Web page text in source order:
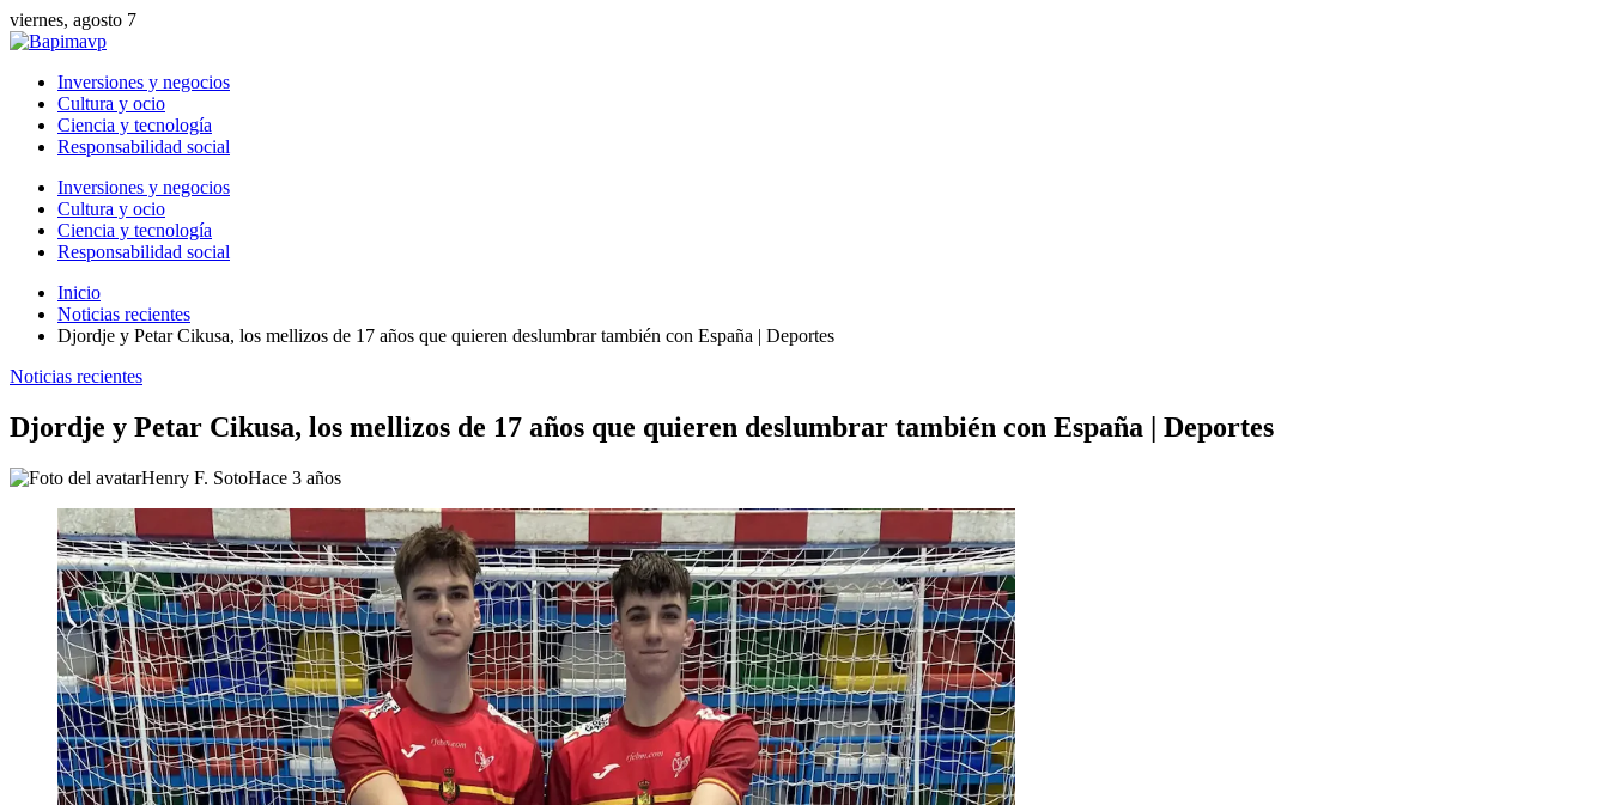
viernes, agosto 7
Inversiones y negocios
Cultura y ocio
Ciencia y tecnología
Responsabilidad social
Inversiones y negocios
Cultura y ocio
Ciencia y tecnología
Responsabilidad social
Inicio
Noticias recientes
Djordje y Petar Cikusa, los mellizos de 17 años que quieren deslumbrar también con España | Deportes
Noticias recientes
Djordje y Petar Cikusa, los mellizos de 17 años que quieren deslumbrar también con España | Deportes
Henry F. SotoHace 3 años